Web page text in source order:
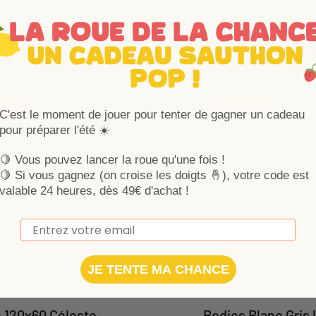
aimerez
C'est le moment de jouer pour tenter de gagner un cadeau
pour préparer l'été ☀️
🍋 Vous pouvez lancer la roue qu'une fois !
🍋 Si vous gagnez (on croise les doigts 🤞), votre code est
valable 24 heures, dès 49€ d'achat !
Email
JE TENTE MA CHANCE